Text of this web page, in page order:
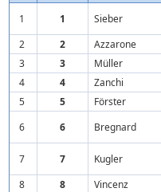
1
1 Sieber
2
2 Azzarone
3
3 Müller
4
4 Zanchi
5
5 Förster
6
6 Bregnard
7 7 Kugler
8
8 Vincenz